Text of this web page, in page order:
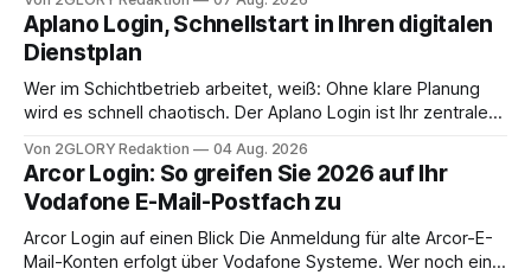
erledigen? Die kurze Antwort: Bei einfachen
Einkommensverhältnissen reicht häufig eine Steuersoftware
aus – sobald jedoch mehrere Einkunftsarten
zusammentreffen oder größere finanzielle Veränderungen
anstehen, zahlt sich professionelle Unterstützung meist
Aplano Login, Schnellstart in Ihren digitalen
Dienstplan
Wer im Schichtbetrieb arbeitet, weiß: Ohne klare Planung
wird es schnell chaotisch. Der Aplano Login ist Ihr zentraler
abwesenheiten und die gesamte kommunikation rund um
Ihr personal digital zu organisieren. In diesem Leitfaden
erfahren Sie alles, was Sie für einen reibungslosen Einstieg
brauchen, von der Registrierung
Von 2GLORY Redaktion 04 Aug. 2026
Arcor Login: So greifen Sie 2026 auf Ihr
Vodafone E-Mail-Postfach zu
Arcor Login auf einen Blick Die Anmeldung für alte Arcor-E-
Mail-Konten erfolgt über Vodafone Systeme. Wer noch eine